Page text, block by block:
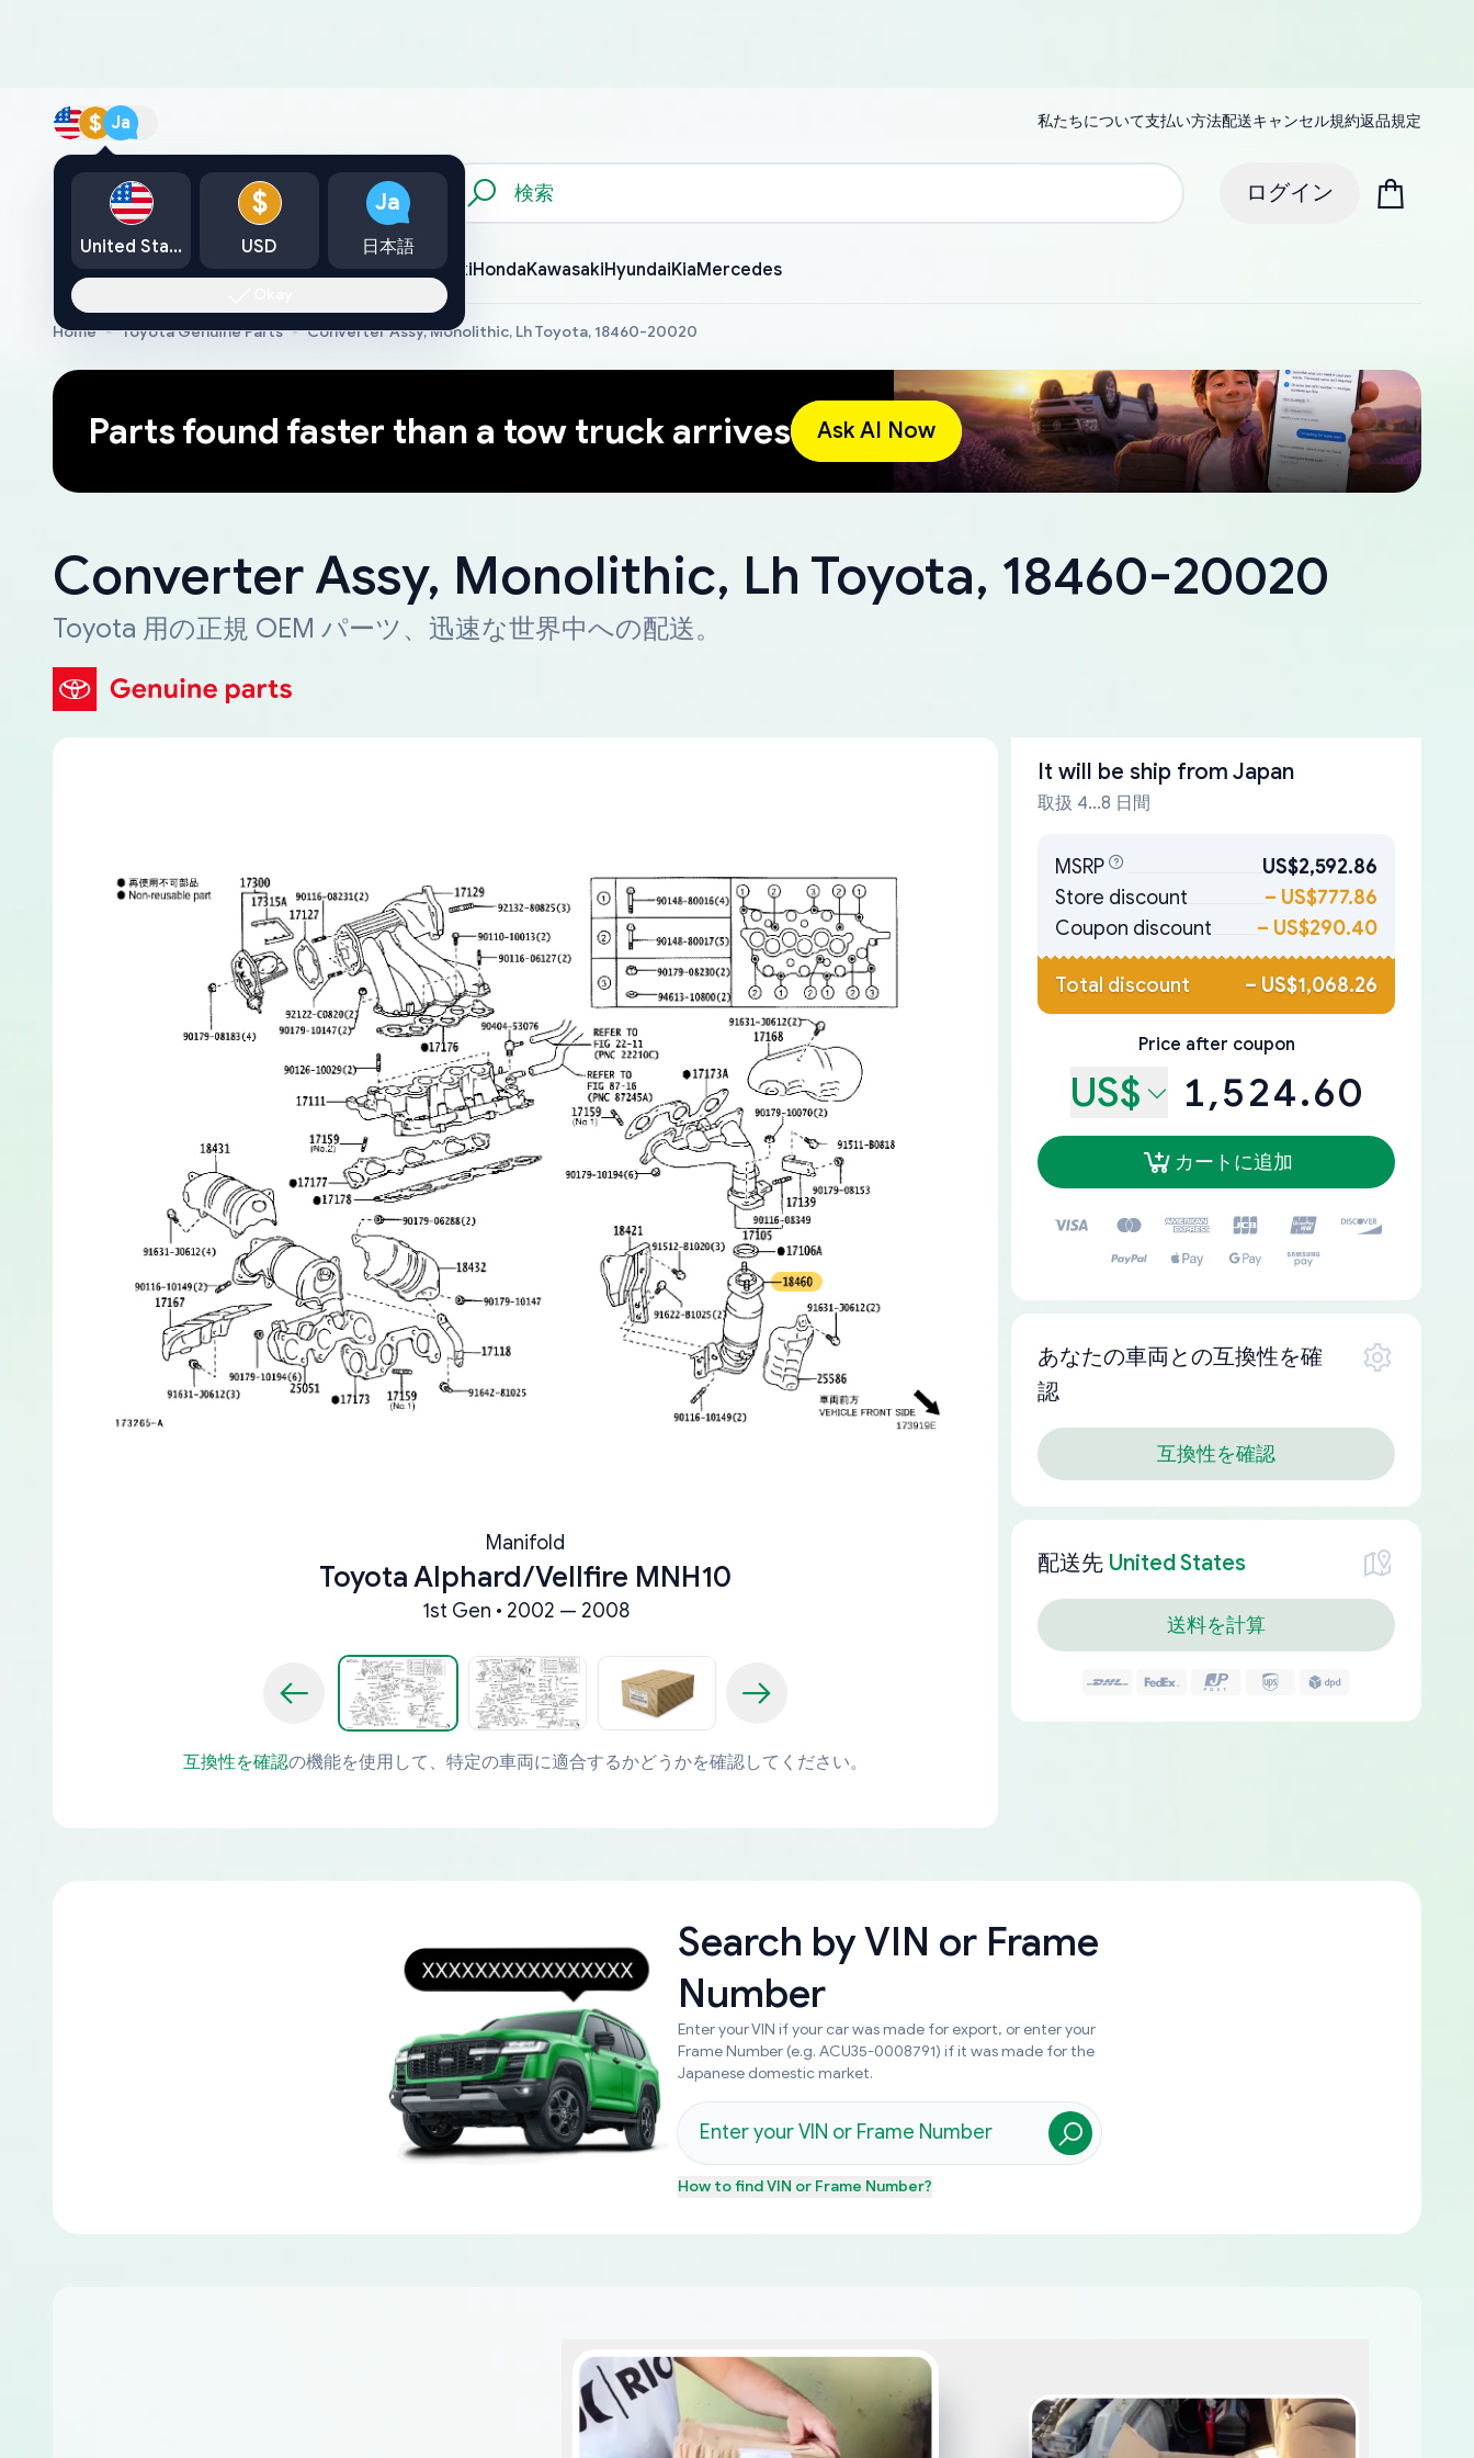
$ Ja 私たちについて支払い方法配送キャンセル規約返品規定
カタログ ログイン
ToyotaLexusNissanMazdaMitsubishiYamahaSuzukiHondaKawasakiHyundaiKiaMercedes
Home Toyota Genuine Parts Converter Assy, Monolithic, Lh Toyota, 18460-20020
Parts found faster than a tow truck arrives Ask AI Now
Converter Assy, Monolithic, Lh Toyota, 18460-20020
Toyota 用の正規 OEM パーツ、迅速な世界中への配送。
Manifold
Toyota Alphard/Vellfire MNH10
1st Gen • 2002 — 2008
互換性を確認の機能を使用して、特定の車両に適合するかどうかを確認してください。
It will be ship from Japan
取扱 4...8 日間
MSRP
US$2,592.86
Store discount
– US$777.86
Coupon discount
– US$290.40
Total discount – US$1,068.26
Price after coupon
US$ 1,524.60
カートに追加
あなたの車両との互換性を確
認
互換性を確認
配送先 United States
送料を計算
Search byVIN or Frame
Number
Enter your VIN if your car was made for export, or enter your
Frame Number (e.g. ACU35-0008791) if it was made for the
Japanese domestic market.
How to findVIN or Frame Number?
United States
$
USD
Ja
日本語